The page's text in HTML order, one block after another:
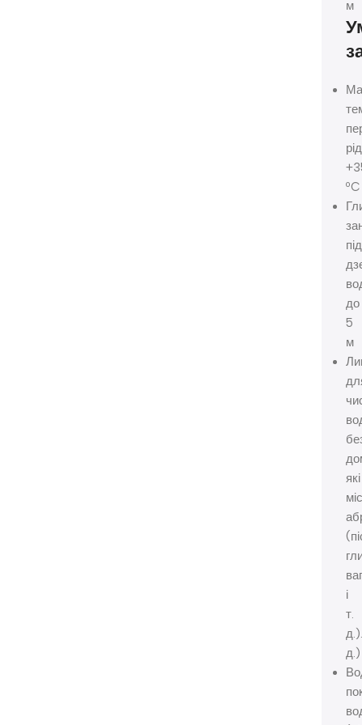
м
ºC
під
до
5
м
які
і
т.
д.).
д.)